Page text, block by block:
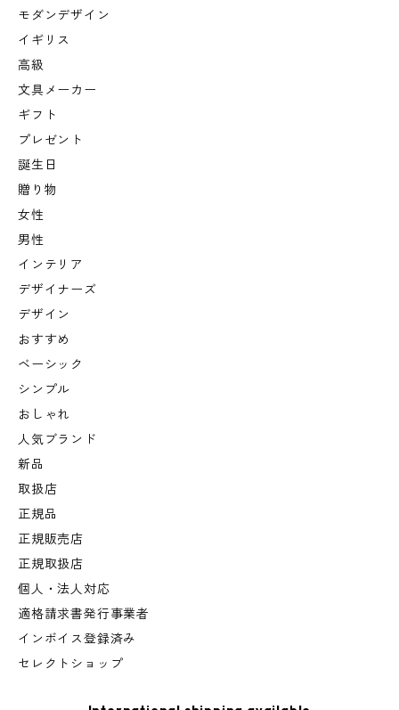
モダンデザイン
イギリス
高級
文具メーカー
ギフト
プレゼント
誕生日
贈り物
女性
男性
インテリア
デザイナーズ
デザイン
おすすめ
ベーシック
シンプル
おしゃれ
人気ブランド
新品
取扱店
正規品
正規販売店
正規取扱店
個人・法人対応
適格請求書発行事業者
インボイス登録済み
セレクトショップ